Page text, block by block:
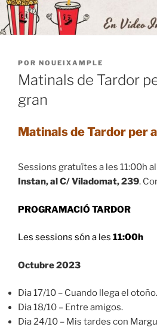
PUBLICADO
EL
POR NOUEIXAMPLE
Matinals de Tardor
gran
Matinals de Tardor per
Sessions gratuïtes a les 11:00h
Instan, al C/ Viladomat, 239.
PROGRAMACIÓ TARDOR
Les sessions són a les 11:00h
Octubre 2023
Dia 17/10 – Cuando llega el otoño.
Dia 18/10 – Entre amigos.
Dia 24/10 – Mis tardes con